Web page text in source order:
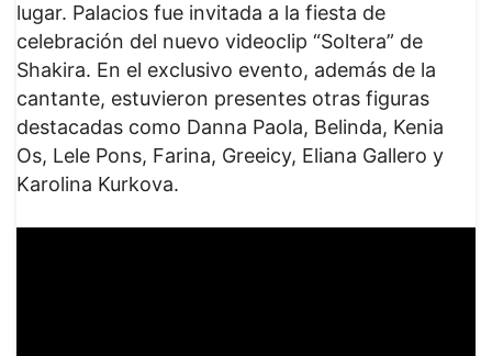
lugar. Palacios fue invitada a la fiesta de
celebración del nuevo videoclip “Soltera” de
Shakira. En el exclusivo evento, además de la
cantante, estuvieron presentes otras figuras
destacadas como Danna Paola, Belinda, Kenia
Os, Lele Pons, Farina, Greeicy, Eliana Gallero y
Karolina Kurkova.